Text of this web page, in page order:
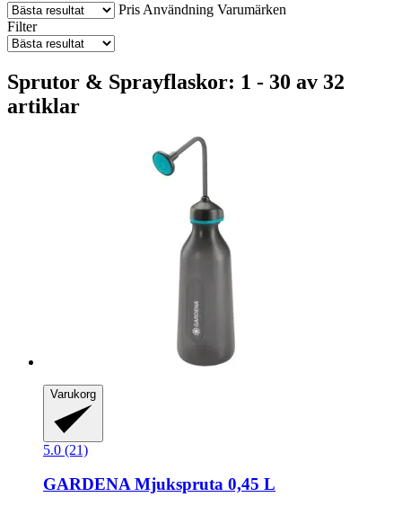
Pris Användning Varumärken
Filter
Sprutor & Sprayflaskor: 1 - 30 av 32
artiklar
Varukorg
5.0 (21)
GARDENAMjukspruta 0,45 L